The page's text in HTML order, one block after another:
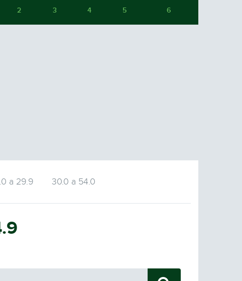
2 3 4 5 6
a 29.9 30.0 a 54.0